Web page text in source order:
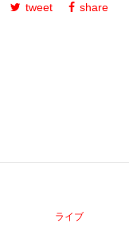
tweet share
ライブ